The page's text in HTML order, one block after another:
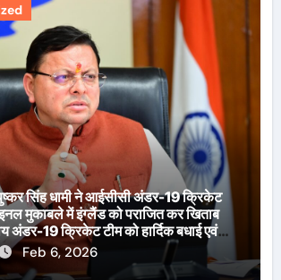
सिंह धामी ने आईसीसी अंडर-19 क्रिकेट
मुकाबले में इंग्लैंड को पराजित कर खिताब
अंडर-19 क्रिकेट टीम को हार्दिक बधाई एवं
Feb 6, 2026